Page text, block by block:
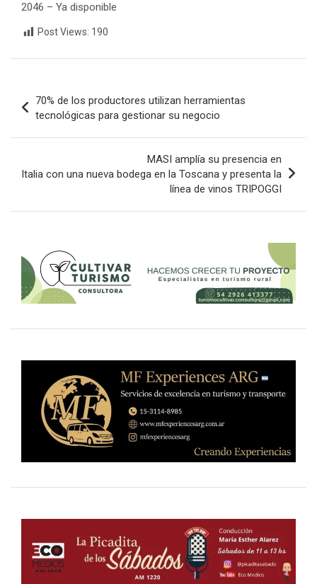
2046 – Ya disponible
Post Views: 190
de
entradas
70% de los productores utilizan herramientas
tecnológicas para gestionar su negocio
MASI amplía su presencia en
Italia con una nueva bodega en la Toscana y presenta la
línea de vinos TRIPOGGI